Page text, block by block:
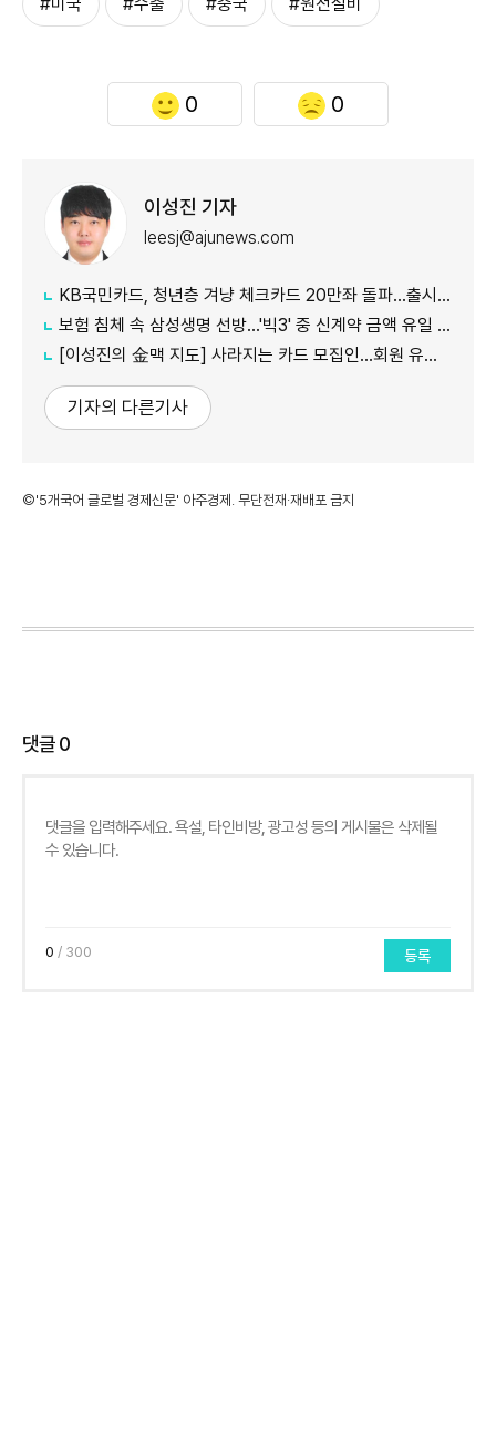
0 0
이성진 기자
leesj@ajunews.com
KB국민카드, 청년층 겨냥 체크카드 20만좌 돌파…출시 8개월만
보험 침체 속 삼성생명 선방…'빅3' 중 신계약 금액 유일 증가
[이성진의 金맥 지도] 사라지는 카드 모집인…회원 유치도 '디지털 전환'
기자의 다른기사
©'5개국어 글로벌 경제신문' 아주경제. 무단전재·재배포 금지
댓글0
0 / 300 등록